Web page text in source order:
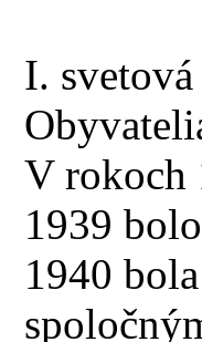
I.
V rokoch
1939
1940